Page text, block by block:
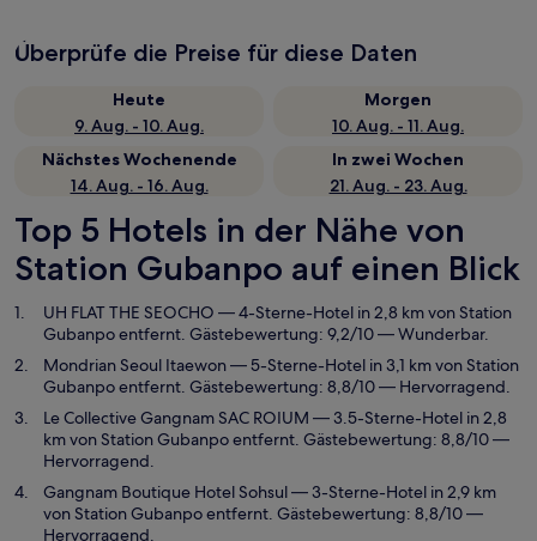
Überprüfe die Preise für diese Daten
Heute
9. Aug. - 10. Aug.
Morgen
10. Aug. - 11. Aug.
Nächstes Wochenende
14. Aug. - 16. Aug.
In zwei Wochen
21. Aug. - 23. Aug.
Top 5 Hotels in der Nähe von
Station Gubanpo auf einen Blick
UH FLAT THE SEOCHO — 4-Sterne-Hotel in 2,8 km von Station
Gubanpo entfernt. Gästebewertung: 9,2/10 — Wunderbar.
Mondrian Seoul Itaewon— 5-Sterne-Hotel in 3,1 km von Station
Gubanpo entfernt. Gästebewertung: 8,8/10 — Hervorragend.
Le Collective Gangnam SAC ROIUM — 3.5-Sterne-Hotel in 2,8
km von Station Gubanpo entfernt. Gästebewertung: 8,8/10 —
Hervorragend.
Gangnam Boutique Hotel Sohsul— 3-Sterne-Hotel in 2,9 km
von Station Gubanpo entfernt. Gästebewertung: 8,8/10 —
Hervorragend.